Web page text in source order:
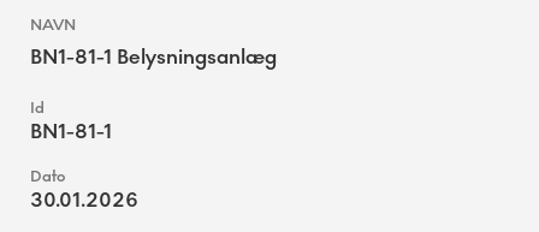
BN1-81-1 Belysningsanlæg
BN1-81-1
30.01.2026